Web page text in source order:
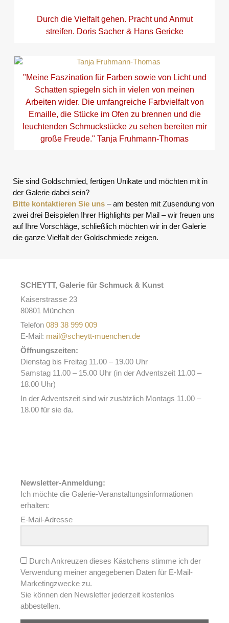
Durch die Vielfalt gehen. Pracht und Anmut
streifen. Doris Sacher & Hans Gericke
"Meine Faszination für Farben sowie von Licht und
Schatten spiegeln sich in vielen von meinen
Arbeiten wider. Die umfangreiche Farbvielfalt von
Emaille, die Stücke im Ofen zu brennen und die
leuchtenden Schmuckstücke zu sehen bereiten mir
große Freude." Tanja Fruhmann-Thomas
Sie sind Goldschmied, fertigen Unikate und möchten mit in
der Galerie dabei sein?
Bitte kontaktieren Sie uns – am besten mit Zusendung von
zwei drei Beispielen Ihrer Highlights per Mail – wir freuen uns
auf Ihre Vorschläge, schließlich möchten wir in der Galerie
die ganze Vielfalt der Goldschmiede zeigen.
SCHEYTT, Galerie für Schmuck & Kunst
Kaiserstrasse 23
80801 München
Telefon 089 38 999 009
E-Mail: mail@scheytt-muenchen.de
Öffnungszeiten:
Dienstag bis Freitag 11.00 – 19.00 Uhr
Samstag 11.00 – 15.00 Uhr (in der Adventszeit 11.00 –
18.00 Uhr)
In der Adventszeit sind wir zusätzlich Montags 11.00 –
18.00 für sie da.
Newsletter-Anmeldung:
Ich möchte die Galerie-Veranstaltungsinformationen
erhalten:
E-Mail-Adresse
Durch Ankreuzen dieses Kästchens stimme ich der
Verwendung meiner angegebenen Daten für E-Mail-
Marketingzwecke zu.
Sie können den Newsletter jederzeit kostenlos
abbestellen.